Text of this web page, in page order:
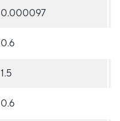
0.000097
0.6
1.5
0.6